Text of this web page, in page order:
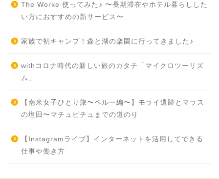
The Worke 使ってみた♪ 〜長期滞在やホテル暮らしした
い方におすすめの新サービス〜
家族で初キャンプ！森と湖の楽園に行ってきました♪
withコロナ時代の新しい旅のカタチ「マイクロツーリズ
ム」
【南米女子ひとり旅〜ペルー編〜】モライ遺跡とマラス
の塩田〜マチュピチュまでの道のり
【Instagramライブ】インターネットを活用してできる
仕事や働き方